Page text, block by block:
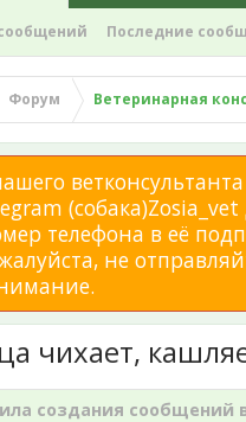
Последние
Форум Ветеринарная
телефона в её
не
чихает,
создания сообщений